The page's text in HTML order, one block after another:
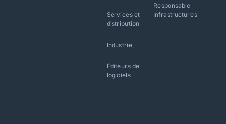
Services et
distribution
Industrie
Éditeurs de
logiciels
Responsable
Infrastructures